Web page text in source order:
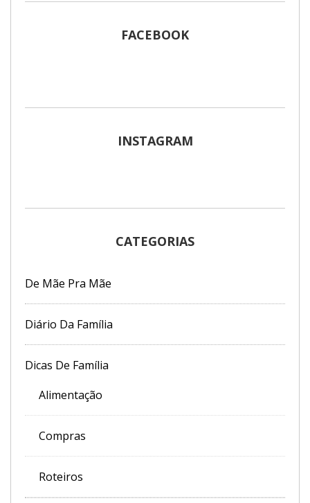
FACEBOOK
INSTAGRAM
CATEGORIAS
De Mãe Pra Mãe
Diário Da Família
Dicas De Família
Alimentação
Compras
Roteiros